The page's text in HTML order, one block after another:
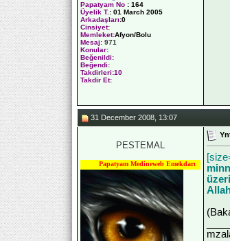
Papatyam No : 164
Üyelik T.: 01 March 2005
Arkadaşları:0
Cinsiyet:
Memleket:Afyon/Bolu
Mesaj: 971
Konular:
Beğenildi:
Beğendi:
Takdirleri:10
Takdir Et:
31 December 2008, 13:07
PESTEMAL
Papatyam Medineweb Emekdarı